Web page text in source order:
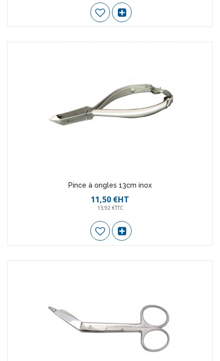
Pince à ongles 13cm inox
11,50 €HT
13,92 €TTC